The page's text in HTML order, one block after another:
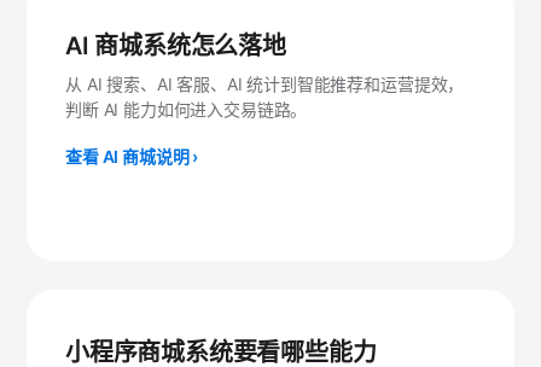
AI 商城系统怎么落地
从 AI 搜索、AI 客服、AI 统计到智能推荐和运营提效，
判断 AI 能力如何进入交易链路。
查看 AI 商城说明 ›
小程序商城系统要看哪些能力